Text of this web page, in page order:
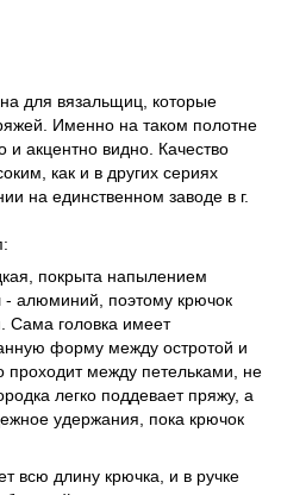
для вязальщиц, которые
Именно на таком полотне
и акцентно видно. Качество
как и в других сериях
на единственном заводе в г.
покрыта напылением
- алюминий, поэтому крючок
Сама головка имеет
форму между остротой и
проходит между петельками, не
легко поддевает пряжу, а
удержания, пока крючок
всю длину крючка, и в ручке